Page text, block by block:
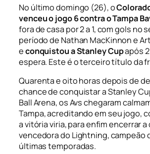
No último domingo (26), o
venceu o jogo 6 contra o Tampa
fora de casa por 2 a 1, com gols no
período de Nathan MacKinnon e
econquistou a Stanley Cupapós
espera. Este é o terceiro título da
Quarenta e oito horas depois de
chance de conquistar a Stanley
Ball Arena, os Avs chegaram
Tampa, acreditando em seu jogo,
a vitória viria, para enfim encerrar a
vencedora do Lightning, campeão
últimas temporadas.